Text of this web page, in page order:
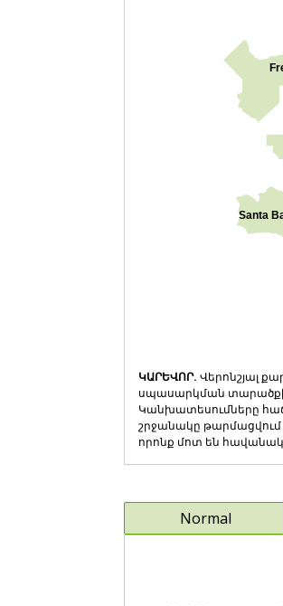
Santa
ԿԱՐԵՎՈՐ. Վերոնշյալ
սպասարկման տարածքի
Կանխատեսումները
շրջանակը
որոնք մոտ են
Normal